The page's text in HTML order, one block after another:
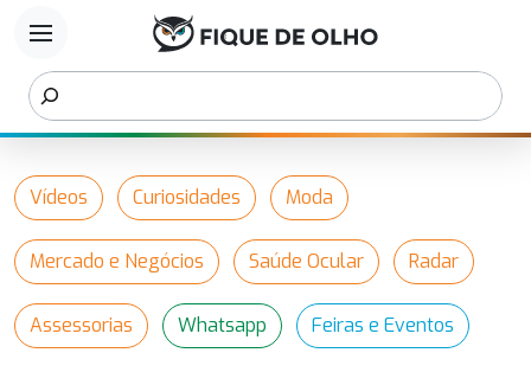
menu
Vídeos Curiosidades Moda
Mercado e Negócios Saúde Ocular Radar
Assessorias Whatsapp Feiras e Eventos